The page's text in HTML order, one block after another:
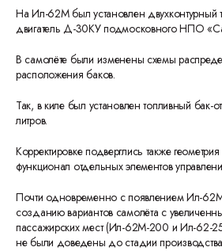
На Ил-62М был установлен двухконтурный
двигатель Д-30КУ подмосковного НПО
В самолёте были изменены схемы
расположения баков.
Так, в киле был установлен топливный бак-
литров.
Корректировке подверглись также
функционал отдельных элементов
Почти одновременно с появлением Ил-
созданию вариантов самолёта с
пассажирских мест (Ил-62М-200 и Ил-62-
не были доведены до стадии